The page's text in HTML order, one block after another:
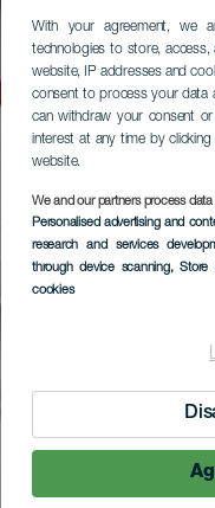
With your agreement, we
technologies to store,
website, IP addresses and
consent to process your data
can withdraw your consent
interest at any time by
website.
We and our partners process
Personalised advertising and
research and services
through device scanning, Store
cookies